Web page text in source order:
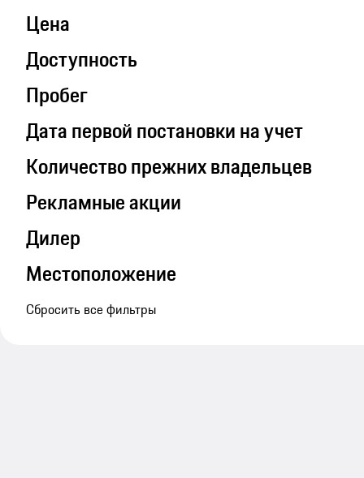
Цена
Доступность
Пробег
Дата первой постановки на учет
Количество прежних владельцев
Рекламные акции
Дилер
Местоположение
Сбросить все фильтры